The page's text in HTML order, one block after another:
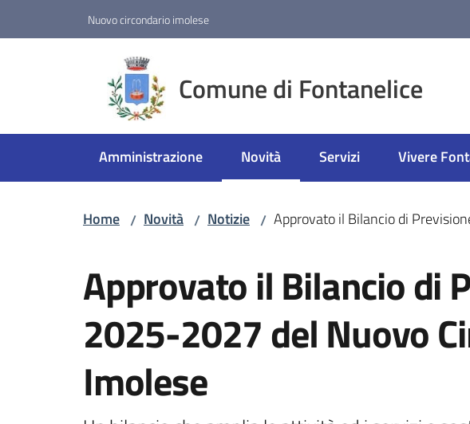
Nuovo circondario imolese
Comune di Fontanelice
Amministrazione Novità
Menu selezionato
Servizi Vivere
Home / Novità / Notizie / Approvato il Bilancio di
Approvato il Bilancio di
2025-2027 del Nuovo
Imolese